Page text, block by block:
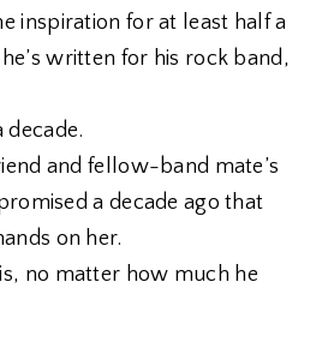
inspiration for at least half a
written for his rock band,
decade.
and fellow-band mate’s
a decade ago that
on her.
no matter how much he